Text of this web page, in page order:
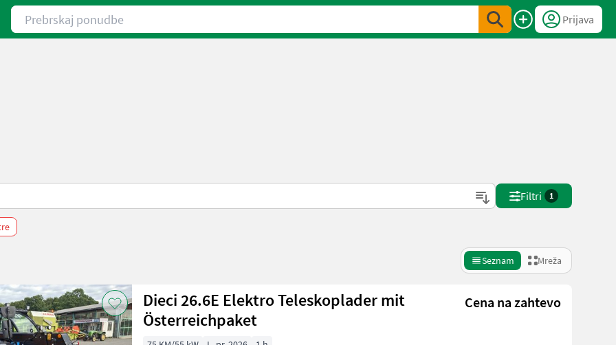
Prebrskaj ponudbe
Prijava
Filtri 1
Seznam Mreža
Dieci 26.6E Elektro Teleskoplader mit
Österreichpaket
Cena na zahtevo